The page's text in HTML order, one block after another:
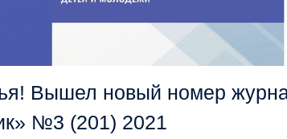
Вышел новый номер
№3 (201) 2021